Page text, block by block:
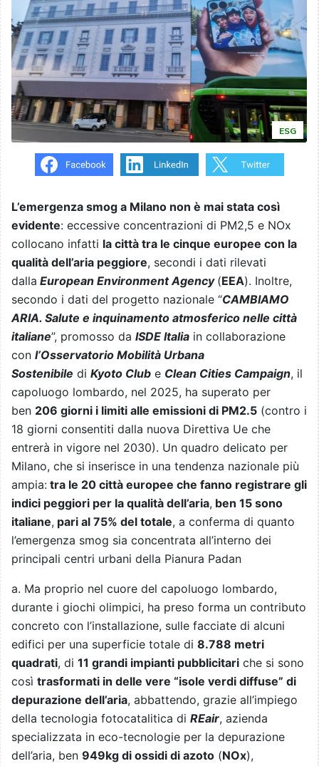
ESG
L’emergenza smog a Milano non è mai stata così
evidente: eccessive concentrazioni di PM2,5 e NOx
collocano infatti la città tra le cinque europee con la
qualità dell’aria peggiore, secondi i dati rilevati
dalla European Environment Agency (EEA). Inoltre,
secondo i dati del progetto nazionale “CAMBIAMO
ARIA. Salute e inquinamento atmosferico nelle città
italiane”, promosso da ISDE Italia in collaborazione
con l’Osservatorio Mobilità Urbana
Sostenibile di Kyoto Club e Clean Cities Campaign, il
capoluogo lombardo, nel 2025, ha superato per
ben 206 giorni i limiti alle emissioni di PM2.5 (contro i
18 giorni consentiti dalla nuova Direttiva Ue che
entrerà in vigore nel 2030). Un quadro delicato per
Milano, che si inserisce in una tendenza nazionale più
ampia: tra le 20 città europee che fanno registrare gli
indici peggiori per la qualità dell’aria, ben 15 sono
italiane, pari al 75% del totale, a conferma di quanto
l’emergenza smog sia concentrata all’interno dei
principali centri urbani della Pianura Padan
a. Ma proprio nel cuore del capoluogo lombardo,
durante i giochi olimpici, ha preso forma un contributo
concreto con l’installazione, sulle facciate di alcuni
edifici per una superficie totale di 8.788 metri
quadrati, di 11 grandi impianti pubblicitari che si sono
così trasformati in delle vere “isole verdi diffuse” di
depurazione dell’aria, abbattendo, grazie all’impiego
della tecnologia fotocatalitica di REair, azienda
specializzata in eco-tecnologie per la depurazione
dell’aria, ben 949kg di ossidi di azoto (NOx),